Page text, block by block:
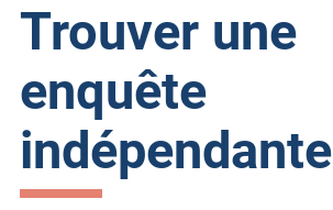
Trouver une
enquête
indépendante